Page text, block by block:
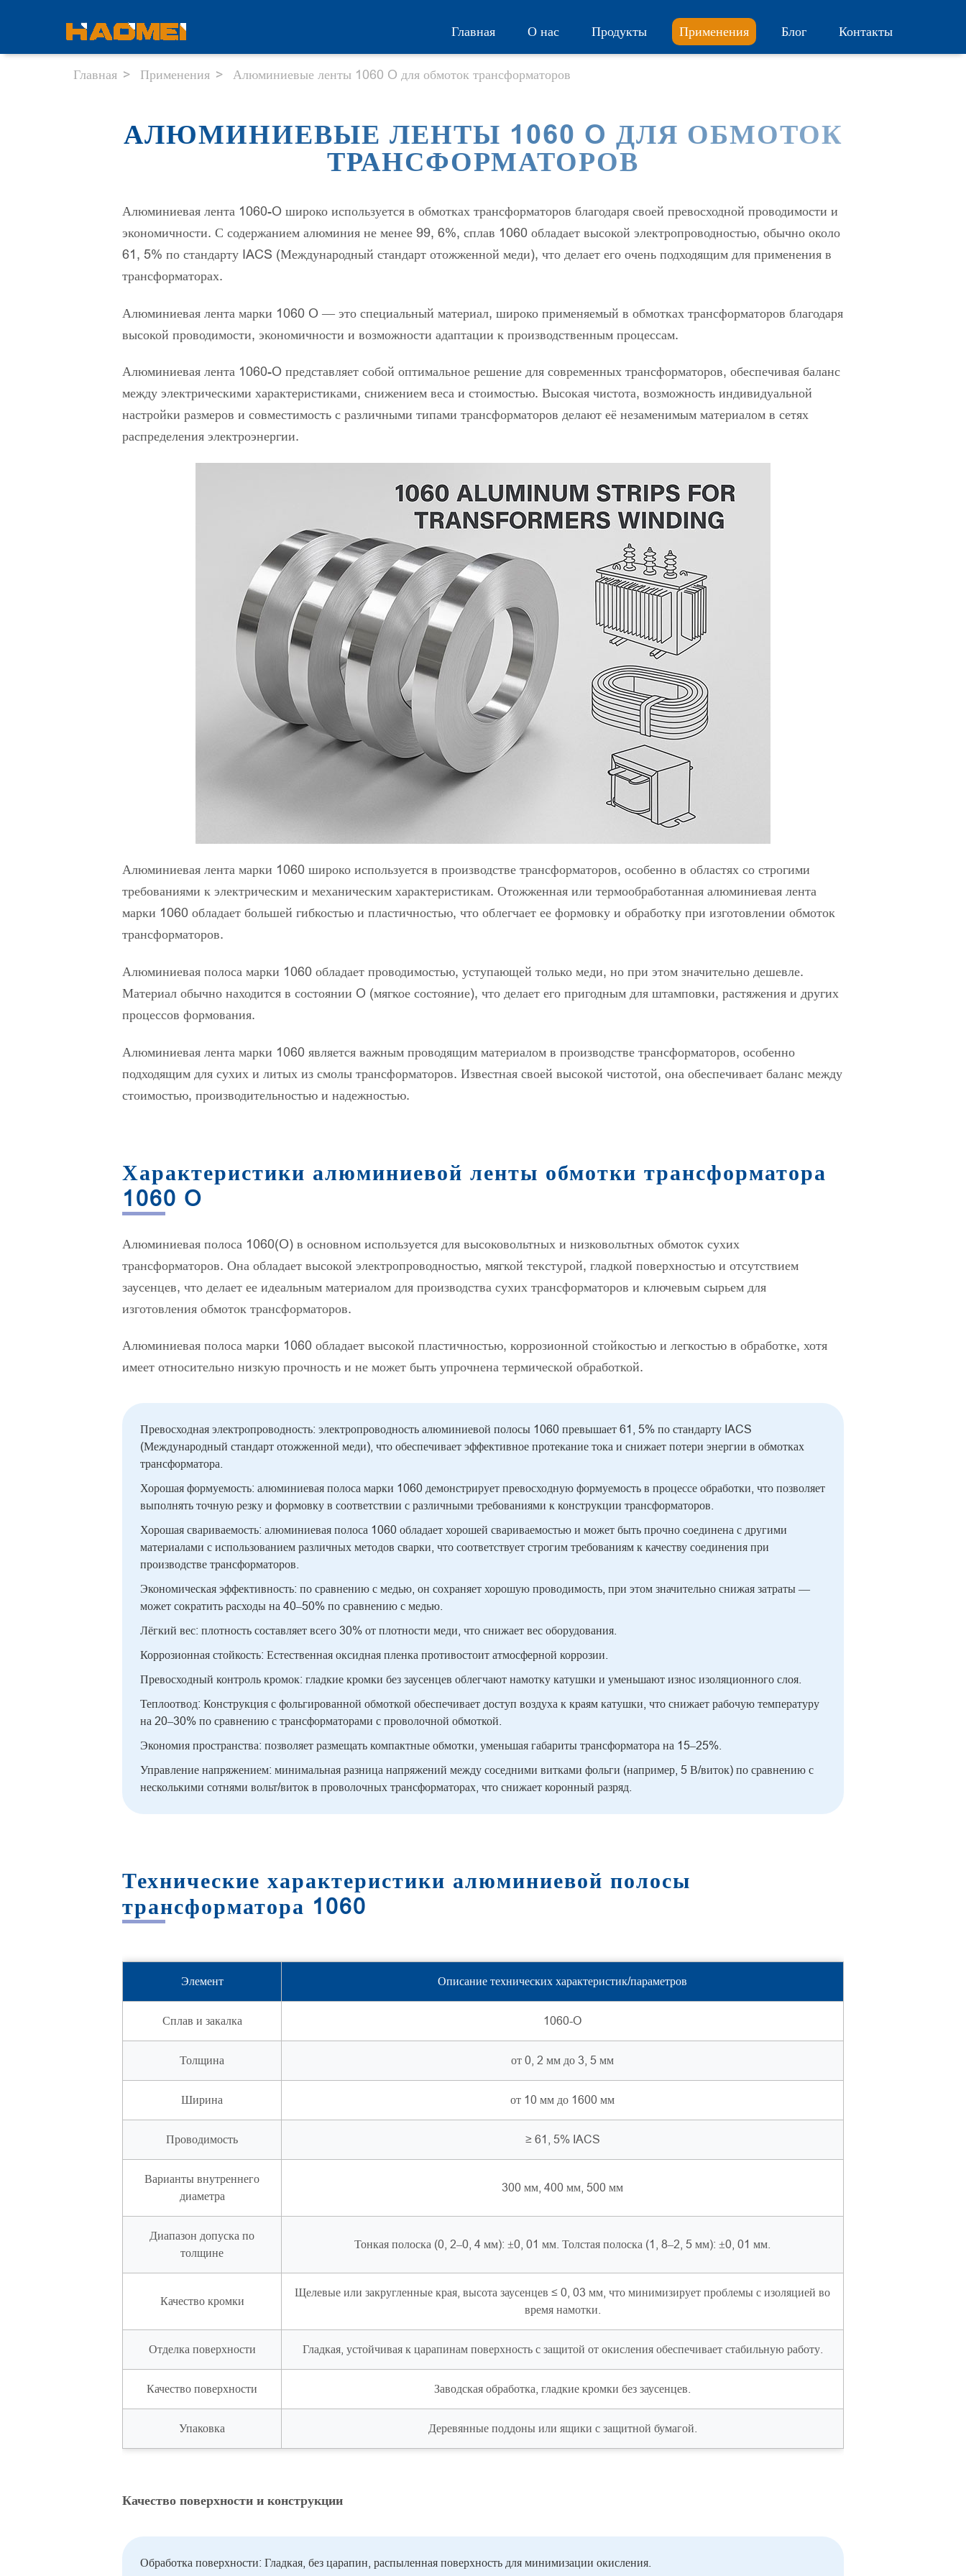
Главная О нас Продукты Применения Блог Контакты
Главная Применения Алюминиевые ленты 1060 O для обмоток трансформаторов
АЛЮМИНИЕВЫЕ ЛЕНТЫ 1060 O ДЛЯ ОБМОТОК
ТРАНСФОРМАТОРОВ
Алюминиевая лента 1060-O широко используется в обмотках трансформаторов благодаря своей превосходной проводимости и
экономичности. С содержанием алюминия не менее 99, 6%, сплав 1060 обладает высокой электропроводностью, обычно около
61, 5% по стандарту IACS (Международный стандарт отожженной меди), что делает его очень подходящим для применения в
трансформаторах.
Алюминиевая лента марки 1060 O — это специальный материал, широко применяемый в обмотках трансформаторов благодаря
высокой проводимости, экономичности и возможности адаптации к производственным процессам.
Алюминиевая лента 1060-O представляет собой оптимальное решение для современных трансформаторов, обеспечивая баланс
между электрическими характеристиками, снижением веса и стоимостью. Высокая чистота, возможность индивидуальной
настройки размеров и совместимость с различными типами трансформаторов делают её незаменимым материалом в сетях
распределения электроэнергии.
Алюминиевая лента марки 1060 широко используется в производстве трансформаторов, особенно в областях со строгими
требованиями к электрическим и механическим характеристикам. Отожженная или термообработанная алюминиевая лента
марки 1060 обладает большей гибкостью и пластичностью, что облегчает ее формовку и обработку при изготовлении обмоток
трансформаторов.
Алюминиевая полоса марки 1060 обладает проводимостью, уступающей только меди, но при этом значительно дешевле.
Материал обычно находится в состоянии O (мягкое состояние), что делает его пригодным для штамповки, растяжения и других
процессов формования.
Алюминиевая лента марки 1060 является важным проводящим материалом в производстве трансформаторов, особенно
подходящим для сухих и литых из смолы трансформаторов. Известная своей высокой чистотой, она обеспечивает баланс между
стоимостью, производительностью и надежностью.
Характеристики алюминиевой ленты обмотки трансформатора
1060 O
Алюминиевая полоса 1060(O) в основном используется для высоковольтных и низковольтных обмоток сухих
трансформаторов. Она обладает высокой электропроводностью, мягкой текстурой, гладкой поверхностью и отсутствием
заусенцев, что делает ее идеальным материалом для производства сухих трансформаторов и ключевым сырьем для
изготовления обмоток трансформаторов.
Алюминиевая полоса марки 1060 обладает высокой пластичностью, коррозионной стойкостью и легкостью в обработке, хотя
имеет относительно низкую прочность и не может быть упрочнена термической обработкой.
Превосходная электропроводность: электропроводность алюминиевой полосы 1060 превышает 61, 5% по стандарту IACS
(Международный стандарт отожженной меди), что обеспечивает эффективное протекание тока и снижает потери энергии в обмотках
трансформатора.
Хорошая формуемость: алюминиевая полоса марки 1060 демонстрирует превосходную формуемость в процессе обработки, что позволяет
выполнять точную резку и формовку в соответствии с различными требованиями к конструкции трансформаторов.
Хорошая свариваемость: алюминиевая полоса 1060 обладает хорошей свариваемостью и может быть прочно соединена с другими
материалами с использованием различных методов сварки, что соответствует строгим требованиям к качеству соединения при
производстве трансформаторов.
Экономическая эффективность: по сравнению с медью, он сохраняет хорошую проводимость, при этом значительно снижая затраты —
может сократить расходы на 40–50% по сравнению с медью.
Лёгкий вес: плотность составляет всего 30% от плотности меди, что снижает вес оборудования.
Коррозионная стойкость: Естественная оксидная пленка противостоит атмосферной коррозии.
Превосходный контроль кромок: гладкие кромки без заусенцев облегчают намотку катушки и уменьшают износ изоляционного слоя.
Теплоотвод: Конструкция с фольгированной обмоткой обеспечивает доступ воздуха к краям катушки, что снижает рабочую температуру
на 20–30% по сравнению с трансформаторами с проволочной обмоткой.
Экономия пространства: позволяет размещать компактные обмотки, уменьшая габариты трансформатора на 15–25%.
Управление напряжением: минимальная разница напряжений между соседними витками фольги (например, 5 В/виток) по сравнению с
несколькими сотнями вольт/виток в проволочных трансформаторах, что снижает коронный разряд.
Технические характеристики алюминиевой полосы
трансформатора 1060
Элемент Описание технических характеристик/параметров
Сплав и закалка 1060-O
Толщина от 0, 2 мм до 3, 5 мм
Ширина от 10 мм до 1600 мм
Проводимость ≥ 61, 5% IACS
Варианты внутреннего
диаметра
300 мм, 400 мм, 500 мм
Диапазон допуска по
толщине
Тонкая полоска (0, 2–0, 4 мм): ±0, 01 мм. Толстая полоска (1, 8–2, 5 мм): ±0, 01 мм.
Качество кромки
Щелевые или закругленные края, высота заусенцев ≤ 0, 03 мм, что минимизирует проблемы с изоляцией во
время намотки.
Отделка поверхности Гладкая, устойчивая к царапинам поверхность с защитой от окисления обеспечивает стабильную работу.
Качество поверхности Заводская обработка, гладкие кромки без заусенцев.
Упаковка Деревянные поддоны или ящики с защитной бумагой.
Качество поверхности и конструкции
Обработка поверхности: Гладкая, без царапин, распыленная поверхность для минимизации окисления.